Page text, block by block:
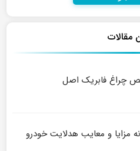
مقالات
مزایا و معایب هدلایت خودرو